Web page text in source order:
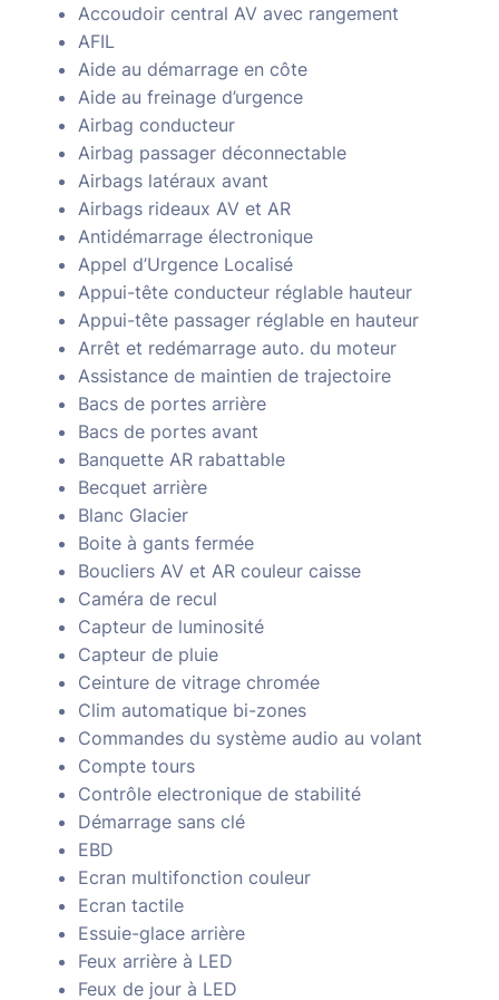
Accoudoir central AV avec rangement
AFIL
Aide au démarrage en côte
Aide au freinage d’urgence
Airbag conducteur
Airbag passager déconnectable
Airbags latéraux avant
Airbags rideaux AV et AR
Antidémarrage électronique
Appel d’Urgence Localisé
Appui-tête conducteur réglable hauteur
Appui-tête passager réglable en hauteur
Arrêt et redémarrage auto. du moteur
Assistance de maintien de trajectoire
Bacs de portes arrière
Bacs de portes avant
Banquette AR rabattable
Becquet arrière
Blanc Glacier
Boite à gants fermée
Boucliers AV et AR couleur caisse
Caméra de recul
Capteur de luminosité
Capteur de pluie
Ceinture de vitrage chromée
Clim automatique bi-zones
Commandes du système audio au volant
Compte tours
Contrôle electronique de stabilité
Démarrage sans clé
EBD
Ecran multifonction couleur
Ecran tactile
Essuie-glace arrière
Feux arrière à LED
Feux de jour à LED